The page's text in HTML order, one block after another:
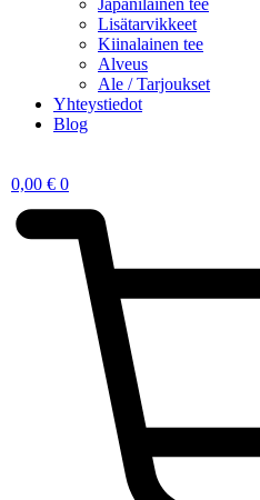
Japanilainen tee
Lisätarvikkeet
Kiinalainen tee
Alveus
Ale / Tarjoukset
Yhteystiedot
Blog
0,00 € 0